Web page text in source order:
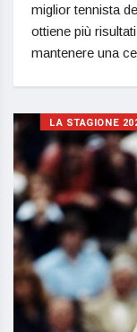
miglior tennista
ottiene più
mantenere una
LA STAGIONE